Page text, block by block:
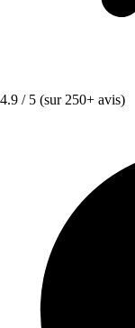
4.9 / 5 (sur 250+ avis)